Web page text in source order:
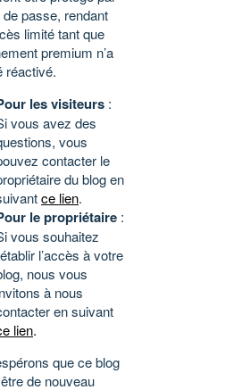
de passe, rendant
limité tant que
premium n’a
réactivé.
les visiteurs :
vous avez des
vous
contacter le
du blog en
ce lien.
le propriétaire :
vous souhaitez
l’accès à votre
nous vous
à nous
en suivant
lien.
que ce blog
de nouveau